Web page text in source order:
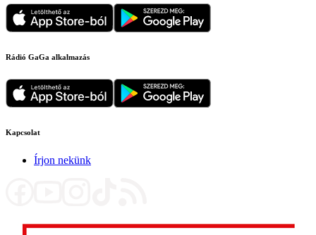
Rádió GaGa alkalmazás
Kapcsolat
Írjon nekünk